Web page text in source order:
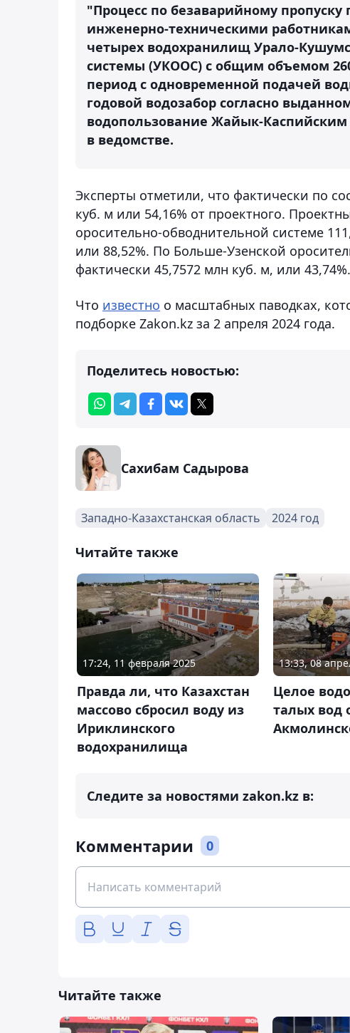
"Процесс по безаварийному пропуску
инженерно-техническими
четырех водохранилищ Урало-
системы (УКООС) с общим объемом
период с одновременной подачей
годовой водозабор согласно
водопользование Жайык-Каспийским
в ведомстве.
Эксперты отметили, что фактически по
куб. м или 54,16% от проектного.
оросительно-обводнительной системе
или 88,52%. По Больше-Узенской
фактически 45,7572 млн куб. м, или 43,74%.
Что известно о масштабных паводках,
подборке Zakon.kz за 2 апреля 2024 года.
Поделитесь новостью:
Сахибам Садырова
Западно-Казахстанская область 2024 год
Читайте также
17:24, 11 февраля 2025
Правда ли, что Казахстан
массово сбросил воду из
Ириклинского
водохранилища
13:33, 08
Целое
талых вод
Следите за новостями zakon.kz в:
Комментарии 0
Читайте также